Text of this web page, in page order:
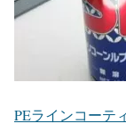
PEラインコーテ